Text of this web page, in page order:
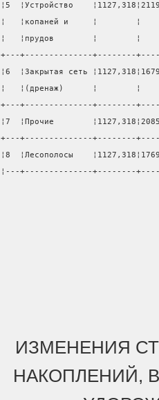
¦5  ¦Устройство
¦   ¦копаней и     ¦
¦   ¦прудов        ¦
+---+--------------+--------
¦6  ¦Закрытая сеть
¦   ¦(дренаж)      ¦
+---+--------------+--------
¦7  ¦Прочие
+---+--------------+--------
¦8  ¦Лесополосы
¦---+--------------+--------
ИЗМЕНЕНИЯ
НАКОПЛЕНИЙ,